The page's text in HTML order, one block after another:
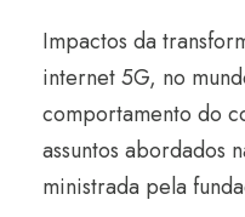
Impactos da
internet 5G, no
comportamento do
assuntos abordados
ministrada pela